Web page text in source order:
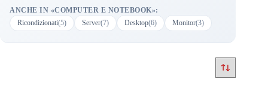
ANCHE IN «COMPUTER E NOTEBOOK»:
Ricondizionati(5) Server(7) Desktop(6) Monitor(3)